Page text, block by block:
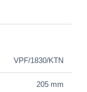
VPF/1830/KTN
205 mm